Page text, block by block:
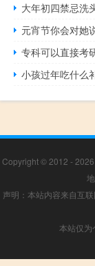
大年初四禁忌洗
元宵节你会对她
专科可以直接考
小孩过年吃什么
Copyright © 2012 - 2026
声明：本站内容来自互
本站仅为